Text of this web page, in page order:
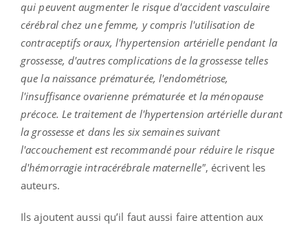
qui peuvent augmenter le risque d'accident vasculaire
cérébral chez une femme, y compris l'utilisation de
contraceptifs oraux, l'hypertension artérielle pendant la
grossesse, d'autres complications de la grossesse telles
que la naissance prématurée, l'endométriose,
l'insuffisance ovarienne prématurée et la ménopause
précoce. Le traitement de l'hypertension artérielle durant
la grossesse et dans les six semaines suivant
l'accouchement est recommandé pour réduire le risque
d'hémorragie intracérébrale maternelle", écrivent les
auteurs.
Ils ajoutent aussi qu’il faut aussi faire attention aux